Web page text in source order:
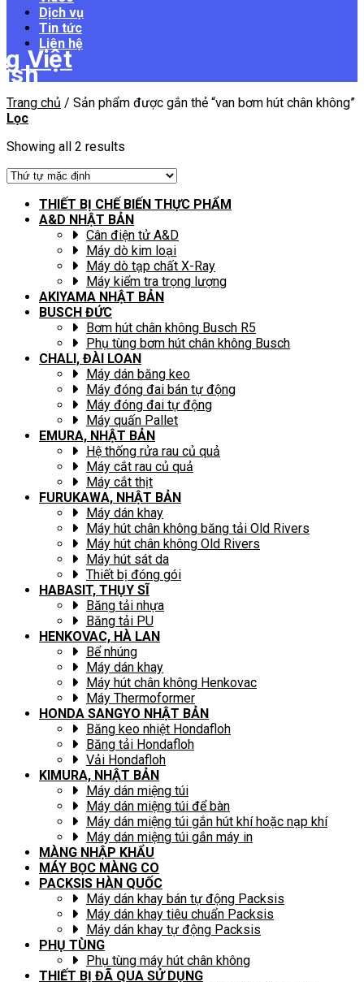
Dịch vụ
Tin tức
Liên hệ
Trang chủ / Sản phẩm được gắn thẻ “van bơm hút chân không”
Lọc
Showing all 2 results
THIẾT BỊ CHẾ BIẾN THỰC PHẨM
A&D NHẬT BẢN
Cân điện tử A&D
Máy dò kim loại
Máy dò tạp chất X-Ray
Máy kiểm tra trọng lượng
AKIYAMA NHẬT BẢN
BUSCH ĐỨC
Bơm hút chân không Busch R5
Phụ tùng bơm hút chân không Busch
CHALI, ĐÀI LOAN
Máy dán băng keo
Máy đóng đai bán tự động
Máy đóng đai tự động
Máy quấn Pallet
EMURA, NHẬT BẢN
Hệ thống rửa rau củ quả
Máy cắt rau củ quả
Máy cắt thịt
FURUKAWA, NHẬT BẢN
Máy dán khay
Máy hút chân không băng tải Old Rivers
Máy hút chân không Old Rivers
Máy hút sát da
Thiết bị đóng gói
HABASIT, THỤY SĨ
Băng tải nhựa
Băng tải PU
HENKOVAC, HÀ LAN
Bể nhúng
Máy dán khay
Máy hút chân không Henkovac
Máy Thermoformer
HONDA SANGYO NHẬT BẢN
Băng keo nhiệt Hondafloh
Băng tải Hondafloh
Vải Hondafloh
KIMURA, NHẬT BẢN
Máy dán miệng túi
Máy dán miệng túi để bàn
Máy dán miệng túi gắn hút khí hoặc nạp khí
Máy dán miệng túi gắn máy in
MÀNG NHẬP KHẨU
MÁY BỌC MÀNG CO
PACKSIS HÀN QUỐC
Máy dán khay bán tự động Packsis
Máy dán khay tiêu chuẩn Packsis
Máy dán khay tự động Packsis
PHỤ TÙNG
Phụ tùng máy hút chân không
THIẾT BỊ ĐÃ QUA SỬ DỤNG